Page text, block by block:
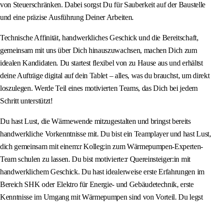
von Steuerschränken. Dabei sorgst Du für Sauberkeit auf der Baustelle
und eine präzise Ausführung Deiner Arbeiten.
Technische Affinität, handwerkliches Geschick und die Bereitschaft,
gemeinsam mit uns über Dich hinauszuwachsen, machen Dich zum
idealen Kandidaten. Du startest flexibel von zu Hause aus und erhältst
deine Aufträge digital auf dein Tablet – alles, was du brauchst, um direkt
loszulegen. Werde Teil eines motivierten Teams, das Dich bei jedem
Schritt unterstützt!
Du hast Lust, die Wärmewende mitzugestalten und bringst bereits
handwerkliche Vorkenntnisse mit. Du bist ein Teamplayer und hast Lust,
dich gemeinsam mit einem:r Kolleg:in zum Wärmepumpen-Experten-
Team schulen zu lassen. Du bist motivierte:r Quereinsteiger:in mit
handwerklichem Geschick. Du hast idealerweise erste Erfahrungen im
Bereich SHK oder Elektro für Energie- und Gebäudetechnik, erste
Kenntnisse im Umgang mit Wärmepumpen sind von Vorteil. Du legst